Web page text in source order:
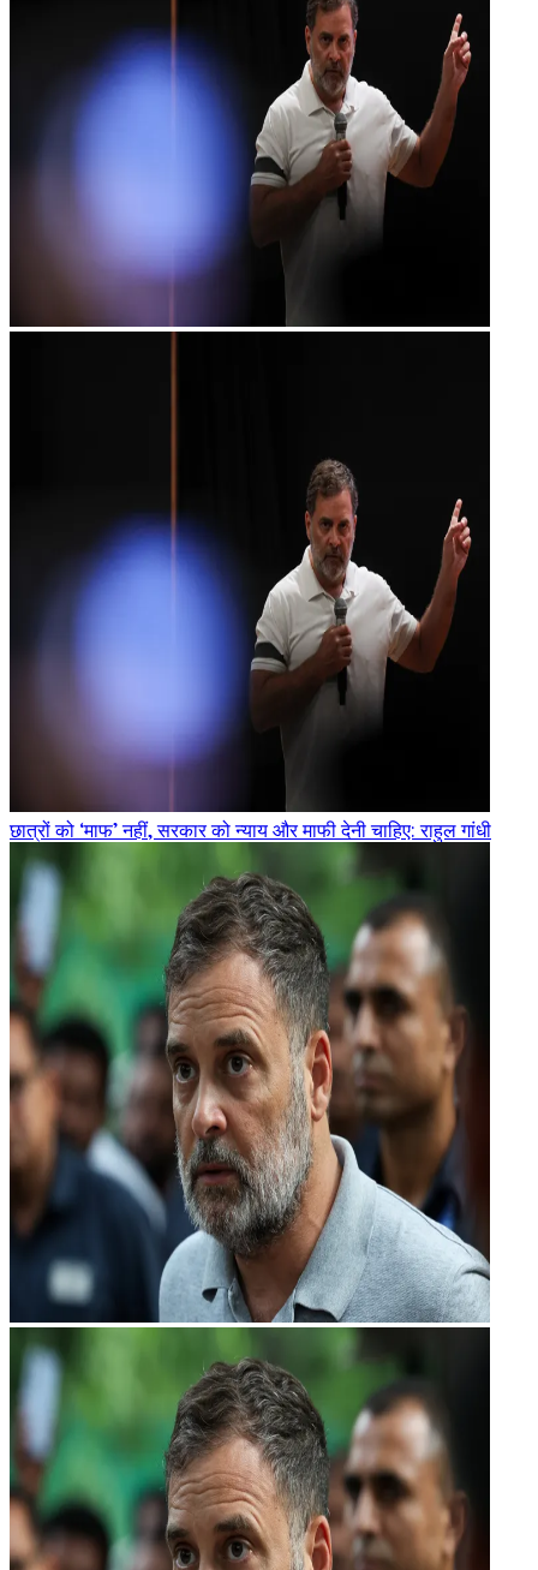
छात्रों को ‘माफ’ नहीं, सरकार को न्याय और माफी देनी चाहिए: राहुल गांधी